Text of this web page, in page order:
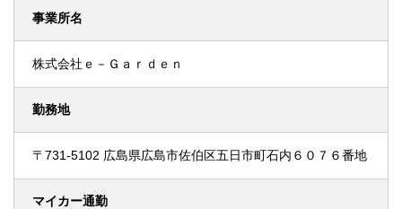
事業所名
株式会社ｅ－Ｇａｒｄｅｎ
勤務地
〒731-5102 広島県広島市佐伯区五日市町石内６０７６番地
マイカー通勤